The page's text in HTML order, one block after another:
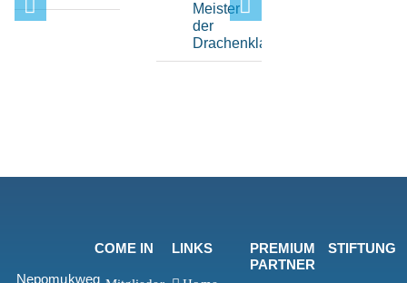
Meister
der
Drachenklasse
Nepomukweg
COME IN LINKS
PREMIUM
PARTNER
STIFTUNG